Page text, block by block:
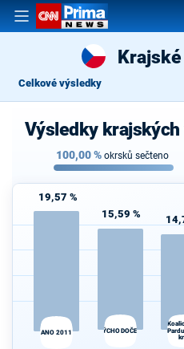
Celkové výsledky
Výsledky
100,00% okrsků sečteno
19,57 %
ANO 2011
15,59 %
VÝCHODOČEŠI